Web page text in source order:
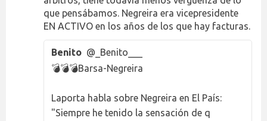
que pensábamos. Negreira era vicepresidente
EN ACTIVO en los años de los que hay facturas.
Benito @_Benito___
💣💣💣Barsa-Negreira
Laporta habla sobre Negreira en El País:
"Siempre he tenido la sensación de q